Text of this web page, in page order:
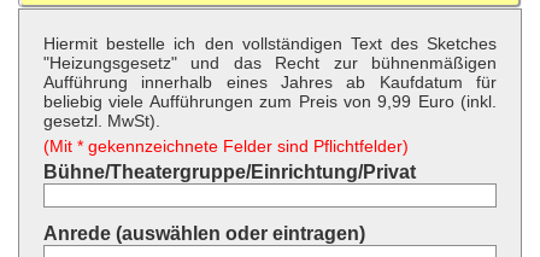
Hiermit bestelle ich den vollständigen Text des Sketches
"Heizungsgesetz" und das Recht zur bühnenmäßigen
Aufführung innerhalb eines Jahres ab Kaufdatum für
beliebig viele Aufführungen zum Preis von 9,99 Euro (inkl.
gesetzl. MwSt).
(Mit * gekennzeichnete Felder sind Pflichtfelder)
Bühne/Theatergruppe/Einrichtung/Privat
Anrede (auswählen oder eintragen)